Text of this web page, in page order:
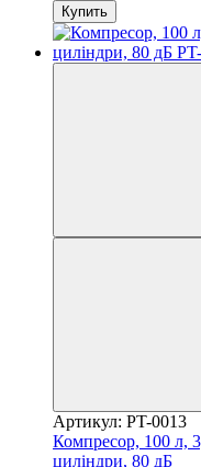
Купить
Артикул: PT-0013
Компресор, 100 л,
циліндри, 80 дБ